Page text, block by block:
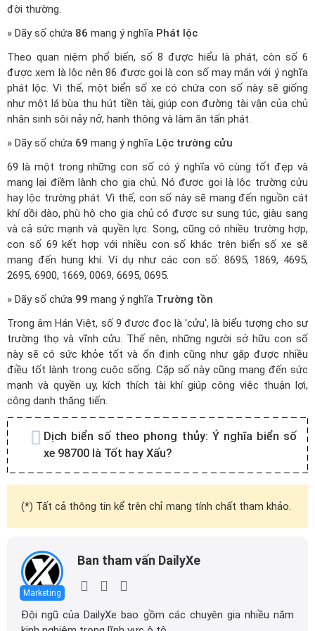
đời thường.
» Dãy số chứa 86 mang ý nghĩa Phát lộc
Theo quan niệm phổ biến, số 8 được hiểu là phát, còn số 6
được xem là lộc nên 86 được gọi là con số may mắn với ý nghĩa
phát lộc. Vì thế, một biển số xe có chứa con số này sẽ giống
như một lá bùa thu hút tiền tài, giúp con đường tài vận của chủ
nhân sinh sôi nảy nở, hanh thông và làm ăn tấn phát.
» Dãy số chứa 69 mang ý nghĩa Lộc trường cửu
69 là một trong những con số có ý nghĩa vô cùng tốt đẹp và
mang lại điềm lành cho gia chủ. Nó được gọi là lộc trường cửu
hay lộc trường phát. Vì thế, con số này sẽ mang đến nguồn cát
khí dồi dào, phù hộ cho gia chủ có được sự sung túc, giàu sang
và cả sức mạnh và quyền lực. Song, cũng có nhiều trường hợp,
con số 69 kết hợp với nhiều con số khác trên biển số xe sẽ
mang đến hung khí. Ví dụ như các con số: 8695, 1869, 4695,
2695, 6900, 1669, 0069, 6695, 0695.
» Dãy số chứa 99 mang ý nghĩa Trường tồn
Trong âm Hán Việt, số 9 được đọc là 'cửu', là biểu tượng cho sự
trường thọ và vĩnh cửu. Thế nên, những người sở hữu con số
này sẽ có sức khỏe tốt và ổn định cũng như gặp được nhiều
điều tốt lành trong cuộc sống. Cặp số này cũng mang đến sức
mạnh và quyền uy, kích thích tài khí giúp công việc thuận lợi,
công danh thăng tiến.
Dịch biển số theo phong thủy: Ý nghĩa biển số
xe 98700 là Tốt hay Xấu?
(*) Tất cả thông tin kể trên chỉ mang tính chất tham khảo.
Marketing
Ban tham vấn DailyXe
Đội ngũ của DailyXe bao gồm các chuyên gia nhiều năm